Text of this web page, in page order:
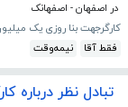
در اصفهان - اصفهانک
کارگر‌جهت بنا روزی یک
فقط آقا
نیمه‌وقت
تبادل نظر درباره